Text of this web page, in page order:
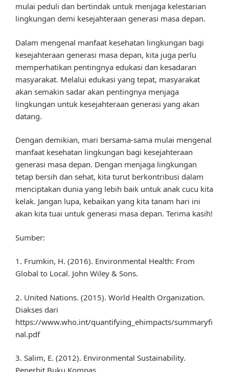
mulai peduli dan bertindak untuk menjaga kelestarian
lingkungan demi kesejahteraan generasi masa depan.
Dalam mengenal manfaat kesehatan lingkungan bagi
kesejahteraan generasi masa depan, kita juga perlu
memperhatikan pentingnya edukasi dan kesadaran
masyarakat. Melalui edukasi yang tepat, masyarakat
akan semakin sadar akan pentingnya menjaga
lingkungan untuk kesejahteraan generasi yang akan
datang.
Dengan demikian, mari bersama-sama mulai mengenal
manfaat kesehatan lingkungan bagi kesejahteraan
generasi masa depan. Dengan menjaga lingkungan
tetap bersih dan sehat, kita turut berkontribusi dalam
menciptakan dunia yang lebih baik untuk anak cucu kita
kelak. Jangan lupa, kebaikan yang kita tanam hari ini
akan kita tuai untuk generasi masa depan. Terima kasih!
Sumber:
1. Frumkin, H. (2016). Environmental Health: From
Global to Local. John Wiley & Sons.
2. United Nations. (2015). World Health Organization.
Diakses dari
https://www.who.int/quantifying_ehimpacts/summaryfi
nal.pdf
3. Salim, E. (2012). Environmental Sustainability.